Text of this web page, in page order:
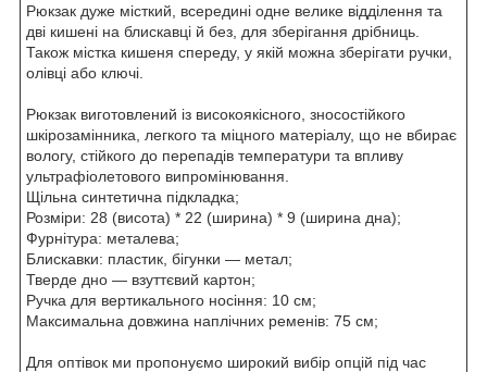
Рюкзак дуже місткий, всередині одне велике відділення та
дві кишені на блискавці й без, для зберігання дрібниць.
Також містка кишеня спереду, у якій можна зберігати ручки,
олівці або ключі.
Рюкзак виготовлений із високоякісного, зносостійкого
шкірозамінника, легкого та міцного матеріалу, що не вбирає
вологу, стійкого до перепадів температури та впливу
ультрафіолетового випромінювання.
Щільна синтетична підкладка;
Розміри: 28 (висота) * 22 (ширина) * 9 (ширина дна);
Фурнітура: металева;
Блискавки: пластик, бігунки — метал;
Тверде дно — взуттєвий картон;
Ручка для вертикального носіння: 10 см;
Максимальна довжина наплічних ременів: 75 см;
Для оптівок ми пропонуємо широкий вибір опцій під час